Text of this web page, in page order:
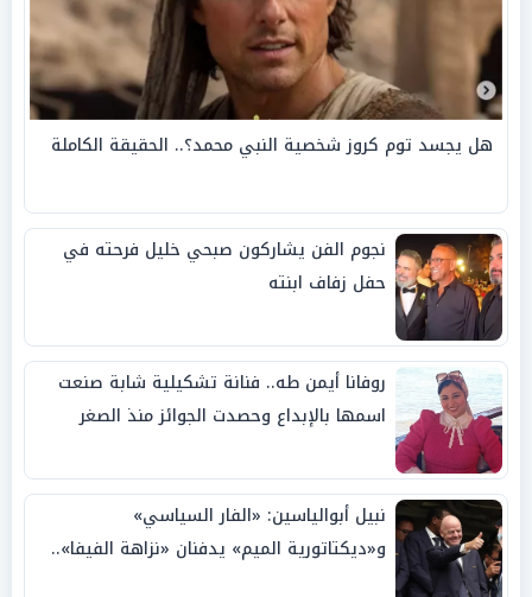
هل يجسد توم كروز شخصية النبي محمد؟.. الحقيقة الكاملة
نجوم الفن يشاركون صبحي خليل فرحته في
حفل زفاف ابنته
روفانا أيمن طه.. فنانة تشكيلية شابة صنعت
اسمها بالإبداع وحصدت الجوائز منذ الصغر
نبيل أبوالياسين: «الفار السياسي»
و«ديكتاتورية الميم» يدفنان «نزاهة الفيفا»..